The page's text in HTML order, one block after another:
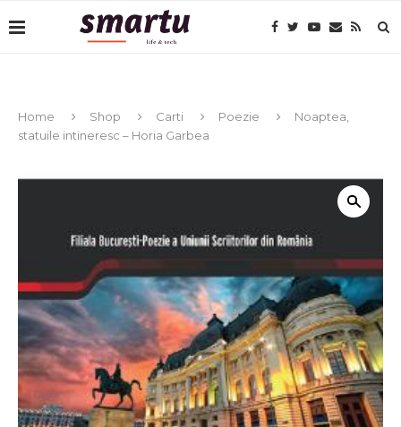
Home Shop Carti Poezie
Noaptea,
statuile intineresc – Horia Garbea